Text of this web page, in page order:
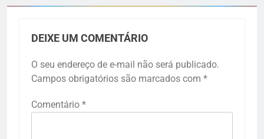
DEIXE UM COMENTÁRIO
O seu endereço de e-mail não será publicado.
Campos obrigatórios são marcados com *
Comentário *